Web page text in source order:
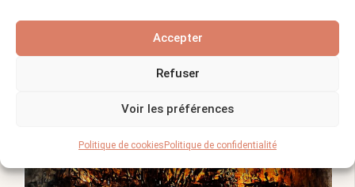
Accepter
Refuser
Voir les préférences
Politique de cookiesPolitique de confidentialité